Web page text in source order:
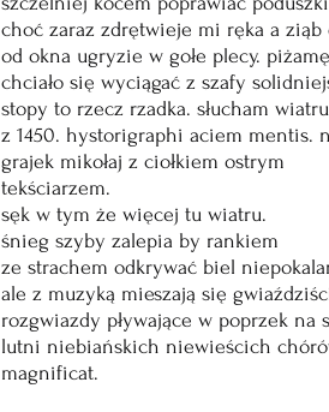
choć zaraz zdrętwieje mi ręka a ziąb
od okna ugryzie w gołe plecy.
chciało się wyciągać z szafy
stopy to rzecz rzadka. słucham
z 1450. hystorigraphi aciem mentis.
grajek mikołaj z ciołkiem ostrym
tekściarzem.
sęk w tym że więcej tu wiatru.
śnieg szyby zalepia by rankiem
ze strachem odkrywać biel
ale z muzyką mieszają się
rozgwiazdy pływające w poprzek na
lutni niebiańskich niewieścich
magnificat.